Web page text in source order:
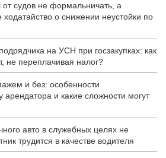
судов не формальничать, а
ходатайство о снижении неустойки по
на УСН при госзакупках: как
не переплачивая налог?
и без: особенности
арендатора и какие сложности могут
авто в служебных целях не
трудится в качестве водителя